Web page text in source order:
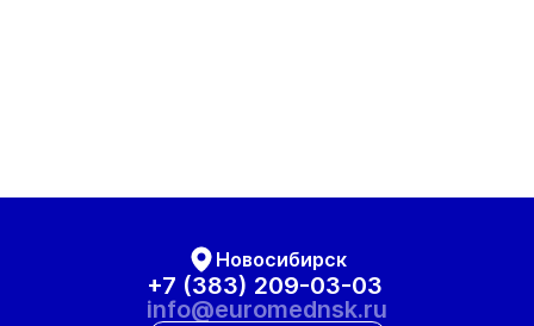
Новосибирск
+7 (383) 209-03-03
info@euromednsk.ru